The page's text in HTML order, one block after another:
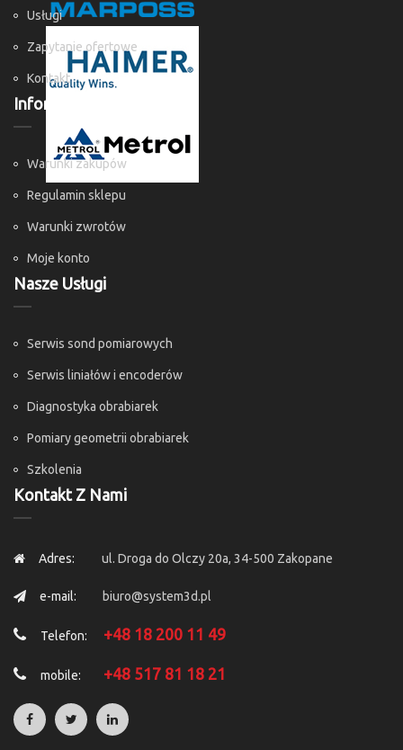
Usługi
Zapytanie ofertowe
Kontakt
Informacje
Warunki zakupów
Regulamin sklepu
Warunki zwrotów
Moje konto
Nasze Usługi
Serwis sond pomiarowych
Serwis liniałów i encoderów
Diagnostyka obrabiarek
Pomiary geometrii obrabiarek
Szkolenia
Kontakt Z Nami
Adres: ul. Droga do Olczy 20a, 34-500 Zakopane
e-mail: biuro@system3d.pl
Telefon: +48 18 200 11 49
mobile: +48 517 81 18 21